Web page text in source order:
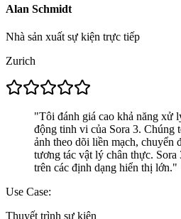
Alan Schmidt
Nhà sản xuất sự kiện trực tiếp
Zurich
"Tôi đánh giá cao khả năng xử
động tinh vi của Sora 3. Chúng
ảnh theo dõi liền mạch, chuyển
tương tác vật lý chân thực. Sora
trên các định dạng hiển thị lớn."
Use Case:
Thuyết trình sự kiện